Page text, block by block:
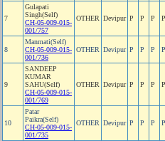
7
Gulapati
Singh(Self)
CH-05-009-015-
001/757
OTHER Devipur P P P P
8
Manmati(Self)
CH-05-009-015-
001/736
OTHER Devipur P P P P
9
SANDEEP
KUMAR
SAHU(Self)
CH-05-009-015-
001/769
OTHER Devipur P P P P
10
Patar
Paikra(Self)
CH-05-009-015-
001/735
OTHER Devipur P P P P